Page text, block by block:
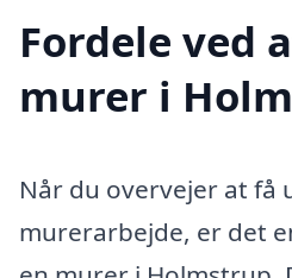
Fordele ved
murer i
Når du overvejer at få
murerarbejde, er det